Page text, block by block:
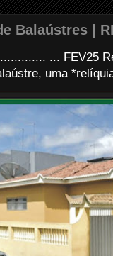
Balaústres |
... FEV25
uma